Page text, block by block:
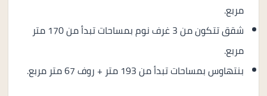
مربع.
شقق تتكون من 3 غرف نوم بمساحات تبدأ من 170 متر
مربع.
بنتهاوس بمساحات تبدأ من 193 متر + روف 67 متر مربع.